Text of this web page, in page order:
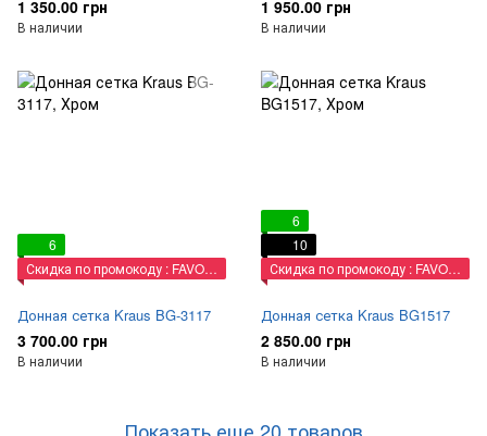
1 350.00 грн
В наличии
1 950.00 грн
В наличии
6
Скидка по промокоду : FAVORIT
Донная сетка Kraus BG-3117
3 700.00 грн
В наличии
6
10
Скидка по промокоду : FAVORIT
Донная сетка Kraus BG1517
2 850.00 грн
В наличии
Показать еще 20 товаров